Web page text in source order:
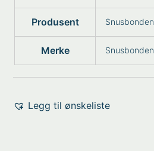
Produsent Snusbonden
Merke Snusbonden
Legg til ønskeliste